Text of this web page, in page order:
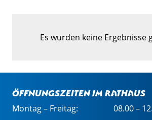
Es wurden keine Ergebnisse
Öffnungszeiten im Rathaus
Montag – Freitag:
08.00 –